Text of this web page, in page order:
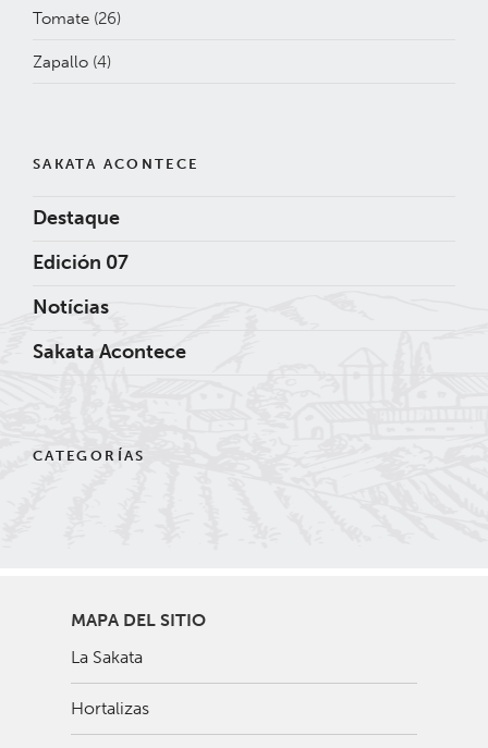
Tomate (26)
Zapallo (4)
SAKATA ACONTECE
Destaque
Edición 07
Notícias
Sakata Acontece
CATEGORÍAS
MAPA DEL SITIO
La Sakata
Hortalizas